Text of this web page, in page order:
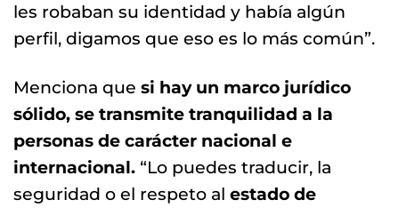
les robaban su identidad y había algún
perfil, digamos que eso es lo más común”.
Menciona que si hay un marco jurídico
sólido, se transmite tranquilidad a la
personas de carácter nacional e
internacional. “Lo puedes traducir, la
seguridad o el respeto al estado de